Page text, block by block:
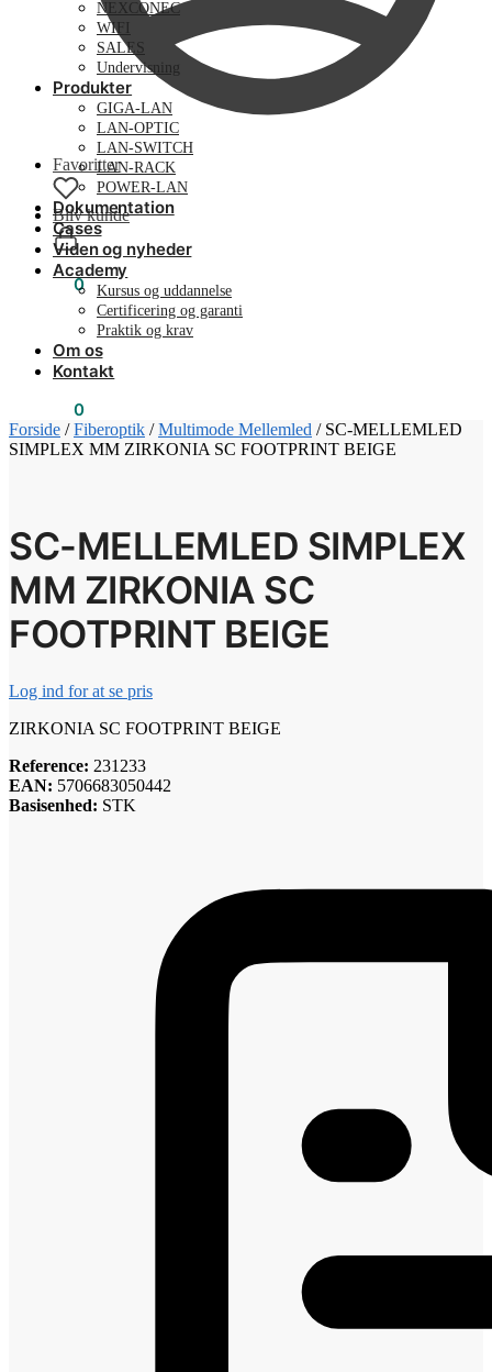
Favoritter
Bliv kunde
kr. 0
NEXCONEC
WIFI
SALES
Undervisning
Produkter
GIGA-LAN
LAN-OPTIC
LAN-SWITCH
LAN-RACK
POWER-LAN
Dokumentation
Cases
Viden og nyheder
Academy
Kursus og uddannelse
Certificering og garanti
Praktik og krav
Om os
Kontakt
0
Forside /Fiberoptik /Multimode Mellemled / SC-MELLEMLED
SIMPLEX MM ZIRKONIA SC FOOTPRINT BEIGE
SC-MELLEMLED SIMPLEX
MM ZIRKONIA SC
FOOTPRINT BEIGE
Log ind for at se pris
ZIRKONIA SC FOOTPRINT BEIGE
Reference: 231233
EAN: 5706683050442
Basisenhed: STK